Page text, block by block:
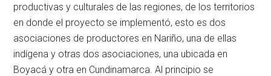
productivas y culturales de las regiones, de los territorios
en donde el proyecto se implementó, esto es dos
asociaciones de productores en Nariño, una de ellas
indígena y otras dos asociaciones, una ubicada en
Boyacá y otra en Cundinamarca. Al principio se